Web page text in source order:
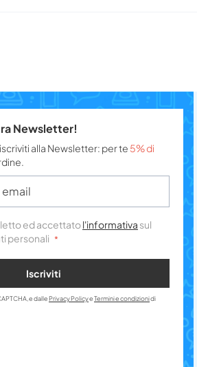
Newsletter!
alla Newsletter: per te 5% di
letto ed accettatol'informativa sul
personali
Iscriviti
e dalle Privacy PolicyeTermini e condizionidi